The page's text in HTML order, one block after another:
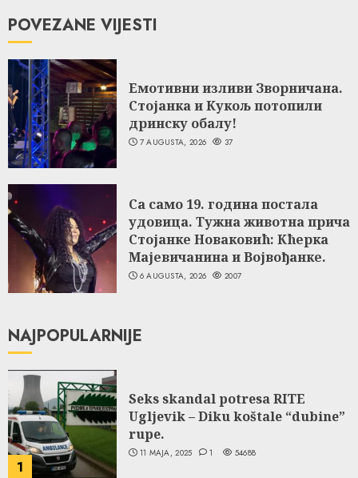
POVEZANE VIJESTI
Емотивни изливи Зворничана.
Стојанка и Кукољ потопили
дринску обалу!
7 AUGUSTA, 2026 37
Са само 19. година постала
удовица. Тужна животна прича
Стојанке Новаковић: Кћерка
Мајевичанина и Војвођанке.
6 AUGUSTA, 2026 2007
NAJPOPULARNIJE
1
Seks skandal potresa RITE
Ugljevik – Diku koštale “dubine”
rupe.
11 MAJA, 2025 1 54688